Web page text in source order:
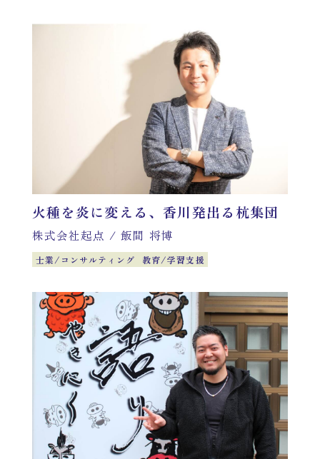
火種を炎に変える、香川発出る杭集団
株式会社起点 / 飯間 将博
士業/コンサルティング 教育/学習支援